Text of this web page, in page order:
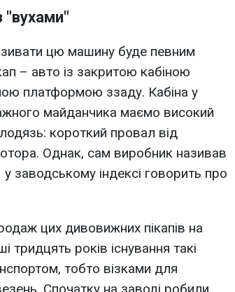
"вухами"
цю машину буде певним
– авто із закритою кабіною
платформою ззаду. Кабіна у
майданчика маємо високий
короткий провал від
Однак, сам виробник називав
заводському індексі говорить про
цих дивовижних пікапів на
тридцять років існування такі
тобто візками для